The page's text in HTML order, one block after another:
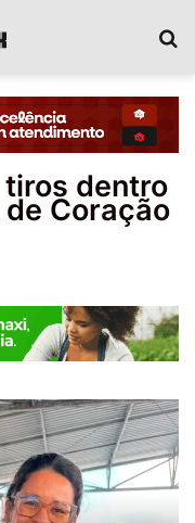
tiros dentro
Coração